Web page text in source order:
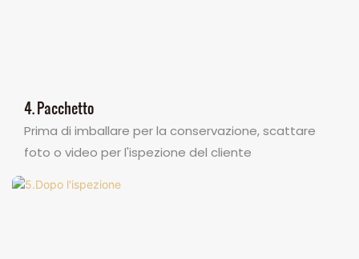
4. Pacchetto
Prima di imballare per la conservazione, scattare
foto o video per l'ispezione del cliente